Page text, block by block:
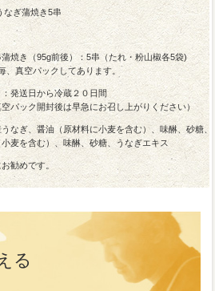
なぎ蒲焼き5串
蒲焼き（95g前後）：5串（たれ・粉山椒各5袋)
、真空パックしてあります。
発送日から冷蔵２０日間
パック開封後は早急にお召し上がりください）
なぎ、醤油（原材料に小麦を含む）、味醂、砂糖
麦を含む）、味醂、砂糖、うなぎエキス
勧めです。
る